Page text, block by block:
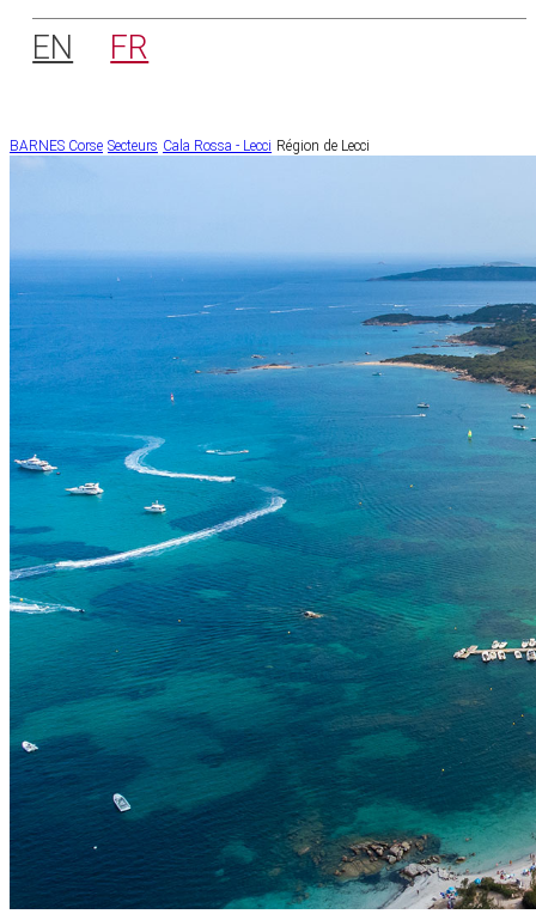
EN FR
BARNES Corse Secteurs Cala Rossa - Lecci Région de Lecci